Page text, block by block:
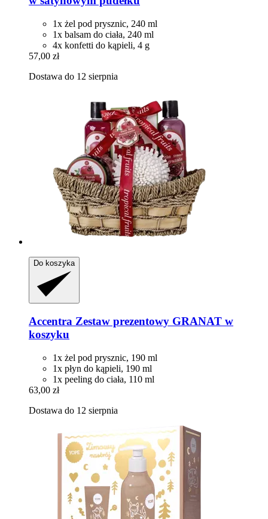
1x żel pod prysznic, 240 ml
1x balsam do ciała, 240 ml
4x konfetti do kąpieli, 4 g
57,00 zł
Dostawa do 12 sierpnia
Do koszyka
Accentra Zestaw prezentowy GRANAT w
koszyku
1x żel pod prysznic, 190 ml
1x płyn do kąpieli, 190 ml
1x peeling do ciała, 110 ml
63,00 zł
Dostawa do 12 sierpnia